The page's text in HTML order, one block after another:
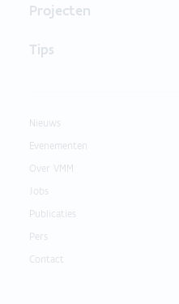
Projecten
Tips
Nieuws
Evenementen
Over VMM
Jobs
Publicaties
Pers
Contact